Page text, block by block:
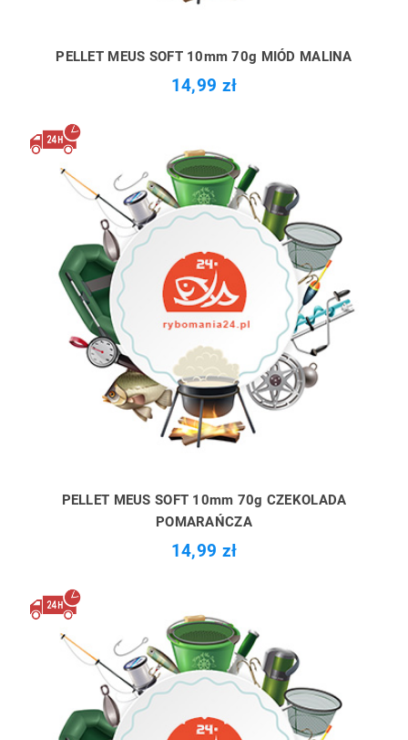
PELLET MEUS SOFT 10mm 70g MIÓD MALINA
14,99 zł
PELLET MEUS SOFT 10mm 70g CZEKOLADA
POMARAŃCZA
14,99 zł